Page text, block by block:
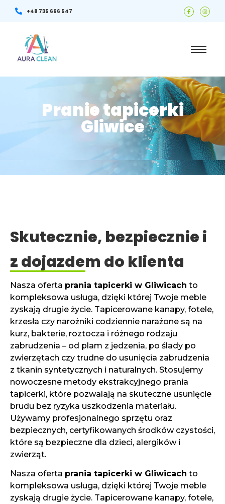
+48 735 666 547
Pranie tapicerki
Gliwice
Skutecznie, bezpiecznie i
z dojazdem do klienta
Nasza oferta prania tapicerki w Gliwicach to
kompleksowa usługa, dzięki której Twoje meble
zyskają drugie życie. Tapicerowane kanapy, fotele,
krzesła czy narożniki codziennie narażone są na
kurz, bakterie, roztocza i różnego rodzaju
zabrudzenia – od plam z jedzenia, po ślady po
zwierzętach czy trudne do usunięcia zabrudzenia
z tkanin syntetycznych i naturalnych. Stosujemy
nowoczesne metody ekstrakcyjnego prania
tapicerki, które pozwalają na skuteczne usunięcie
brudu bez ryzyka uszkodzenia materiału.
Używamy profesjonalnego sprzętu oraz
bezpiecznych, certyfikowanych środków czystości,
które są bezpieczne dla dzieci, alergików i
zwierząt.
Nasza oferta prania tapicerki w Gliwicach to
kompleksowa usługa, dzięki której Twoje meble
zyskają drugie życie. Tapicerowane kanapy, fotele,